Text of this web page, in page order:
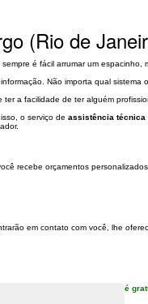
(Rio de
é fácil arrumar um espacinho,
Não importa qual sistema
a facilidade de ter alguém
o serviço de assistência técnica
recebe orçamentos
em contato com você, lhe
é